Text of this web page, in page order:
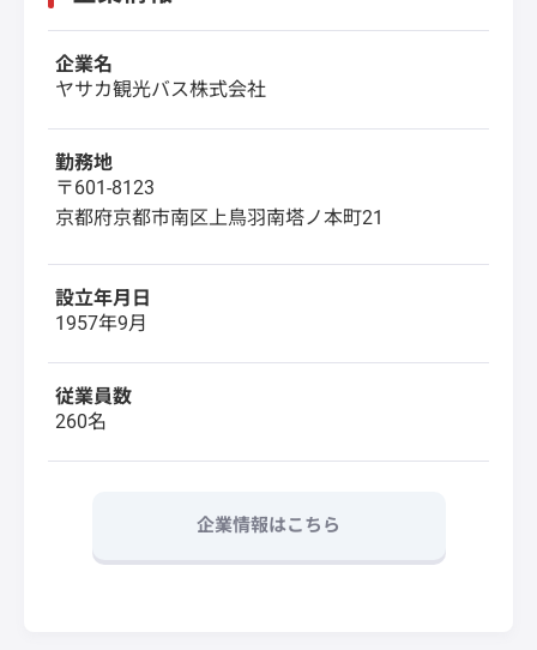
企業名
ヤサカ観光バス株式会社
勤務地
〒601-8123
京都府京都市南区上鳥羽南塔ノ本町21
設立年月日
1957年9月
従業員数
260名
企業情報はこちら